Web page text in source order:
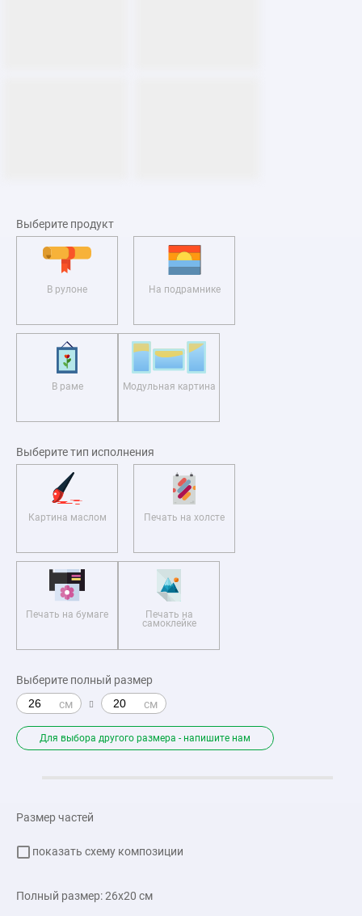
Выберите продукт
В рулоне На подрамнике
В раме Модульная картина
Выберите тип исполнения
Картина маслом Печать на холсте
Печать на бумаге Печать на
самоклейке
Выберите полный размер
Для выбора другого размера - напишите нам
Размер частей
показать схему композиции
Полный размер:26x20 см